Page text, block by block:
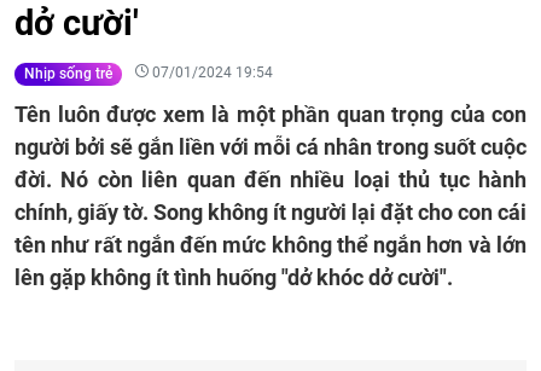
dở cười'
Nhịp sống trẻ 07/01/2024 19:54
Tên luôn được xem là một phần quan trọng của con
người bởi sẽ gắn liền với mỗi cá nhân trong suốt cuộc
đời. Nó còn liên quan đến nhiều loại thủ tục hành
chính, giấy tờ. Song không ít người lại đặt cho con cái
tên như rất ngắn đến mức không thể ngắn hơn và lớn
lên gặp không ít tình huống "dở khóc dở cười".